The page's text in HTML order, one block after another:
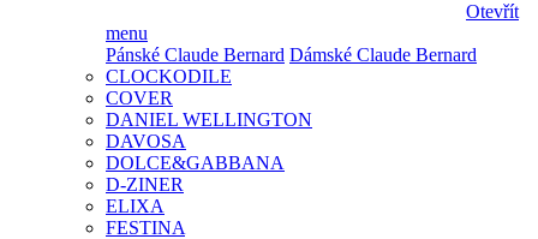
Otevřít
menu
Pánské Claude Bernard Dámské Claude Bernard
CLOCKODILE
COVER
DANIEL WELLINGTON
DAVOSA
DOLCE&GABBANA
D-ZINER
ELIXA
FESTINA